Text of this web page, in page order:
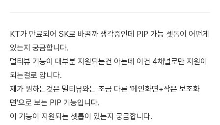
KT가 만료되어 SK로 바꿀까 생각중인데 PIP 가능 셋톱이 어떤게
있는지 궁금합니다.
멀티뷰 기능이 대부분 지원되는건 아는데 이건 4채널로만 지원이
되는걸로 압니다.
제가 원하는것은 멀티뷰와는 조금 다른 '메인화면+작은 보조화
면'으로 보는 PIP 기능입니다.
이 기능이 지원되는 셋톱이 있는지 궁금합니다.